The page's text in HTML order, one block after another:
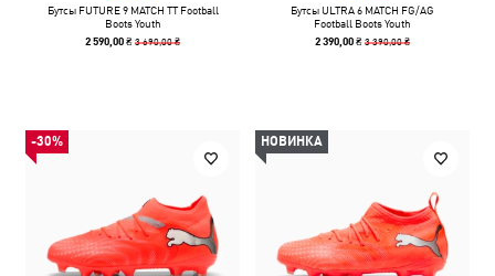
Бутсы FUTURE 9 MATCH TT Football
Boots Youth
2 590,00 ₴3 690,00 ₴
Бутсы ULTRA 6 MATCH FG/AG
Football Boots Youth
2 390,00 ₴3 390,00 ₴
-30% НОВИНКА